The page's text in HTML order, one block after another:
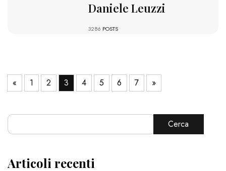
Daniele Leuzzi
3286 POSTS
« 1 2 3 4 5 6 7 »
Cerca
Articoli recenti